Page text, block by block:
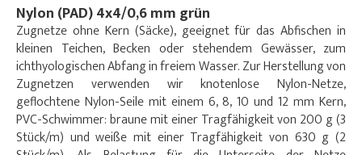
Nylon (PAD) 4x4/0,6 mm grün
Zugnetze ohne Kern (Säcke), geeignet für das Abfischen in
kleinen Teichen, Becken oder stehendem Gewässer, zum
ichthyologischen Abfang in freiem Wasser. Zur Herstellung von
Zugnetzen verwenden wir knotenlose Nylon-Netze,
geflochtene Nylon-Seile mit einem 6, 8, 10 und 12 mm Kern,
PVC-Schwimmer: braune mit einer Tragfähigkeit von 200 g (3
Stück/m) und weiße mit einer Tragfähigkeit von 630 g (2